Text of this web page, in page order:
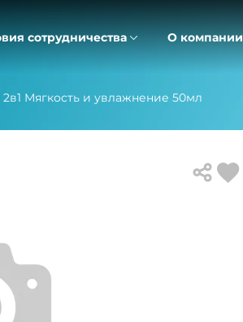
сотрудничества О компании
Мягкость и увлажнение 50мл